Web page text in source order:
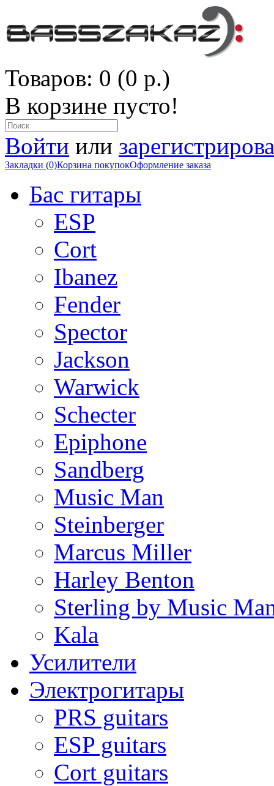
Товаров: 0 (0 р.)
В корзине пусто!
Войти или
Закладки (0)Корзина покупокОформление заказа
Бас гитары
ESP
Cort
Ibanez
Fender
Spector
Jackson
Warwick
Schecter
Epiphone
Sandberg
Music Man
Steinberger
Marcus Miller
Harley Benton
Sterling by Music
Kala
Усилители
Электрогитары
PRS guitars
ESP guitars
Cort guitars